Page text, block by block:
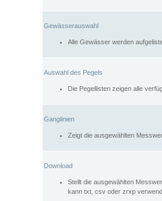
Gewässerauswahl
Alle Gewässer werden
Auswahl des Pegels
Die Pegellisten zeigen alle
Ganglinien
Zeigt die ausgewählten
Download
Stellt die ausgewählten
kann txt, csv oder zrxp